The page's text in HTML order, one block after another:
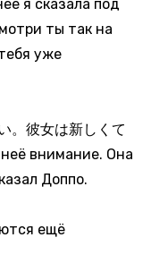
я сказала под
ты так на
уже
。彼女は新しくて
внимание. Она
Доппо.
ещё